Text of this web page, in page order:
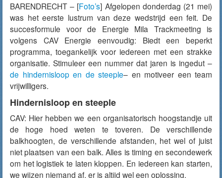
BARENDRECHT – [Foto’s] Afgelopen donderdag (21 mei)
was het eerste lustrum van deze wedstrijd een feit. De
succesformule voor de Energie Mila Trackmeeting is
volgens CAV Energie eenvoudig: Biedt een beperkt
programma, toegankelijk voor iedereen met een strakke
organisatie. Stimuleer een nummer dat jaren is ingedut –
de hindernisloop en de steeple– en motiveer een team
vrijwilligers.
Hindernisloop en steeple
CAV: Hier hebben we een organisatorisch hoogstandje uit
de hoge hoed weten te toveren. De verschillende
balkhoogten, de verschillende afstanden, het wel of juist
niet plaatsen van een balk. Alles is timing en secondewerk
om het logistiek te laten kloppen. En iedereen kan starten,
we wijzen niemand af, er is altijd wel een oplossing.